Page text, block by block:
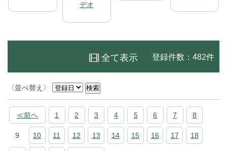
デオ
全て表示 登録件数：482件
〈並べ替え〉
≪前へ 1 2 3 4 5 6 7 8
9 10 11 12 13 14 15 16 17 18